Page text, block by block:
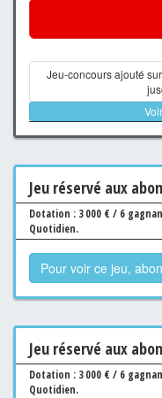
Jeu-concours ajouté
Jeu réservé aux
Dotation : 3 000 € / 6
Quotidien.
Pour voir ce jeu,
Jeu réservé aux
Dotation : 3 000 € / 6
Quotidien.